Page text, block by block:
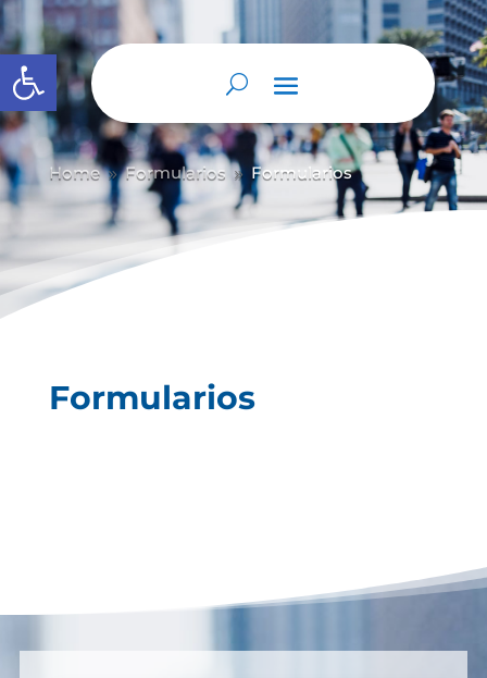
Abrir barra de herramientas
Home 9 Formularios 9 Formularios
Formularios